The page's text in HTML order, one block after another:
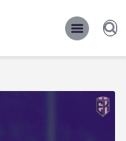
ЕПІЦЕНТР